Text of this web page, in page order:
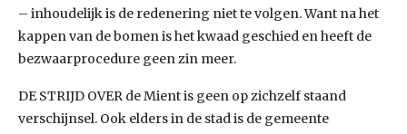
– inhoudelijk is de redenering niet te volgen. Want na het
kappen van de bomen is het kwaad geschied en heeft de
bezwaarprocedure geen zin meer.
DE STRIJD OVER de Mient is geen op zichzelf staand
verschijnsel. Ook elders in de stad is de gemeente